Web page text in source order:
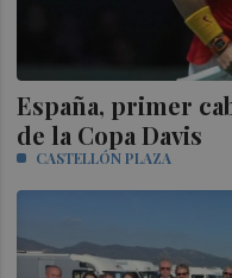
España, primer
de la Copa Davis
CASTELLÓN PLAZA